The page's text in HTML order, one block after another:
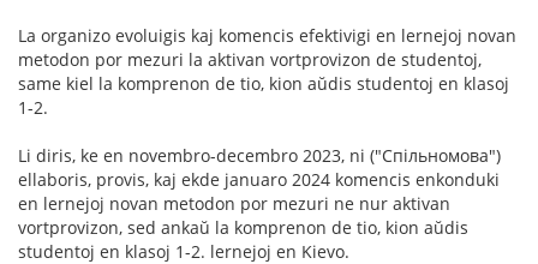
La organizo evoluigis kaj komencis efektivigi en lernejoj novan
metodon por mezuri la aktivan vortprovizon de studentoj,
same kiel la komprenon de tio, kion aŭdis studentoj en klasoj
1-2.
Li diris, ke en novembro-decembro 2023, ni ("Спільномова")
ellaboris, provis, kaj ekde januaro 2024 komencis enkonduki
en lernejoj novan metodon por mezuri ne nur aktivan
vortprovizon, sed ankaŭ la komprenon de tio, kion aŭdis
studentoj en klasoj 1-2. lernejoj en Kievo.